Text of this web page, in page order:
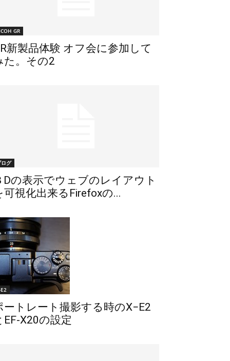
GR
新製品体験 オフ会に参加して
た。その2
グ
Dの表示でウェブのレイアウト
可視化出来るFirefoxの...
ートレート撮影する時のX−E2
EF-X20の設定